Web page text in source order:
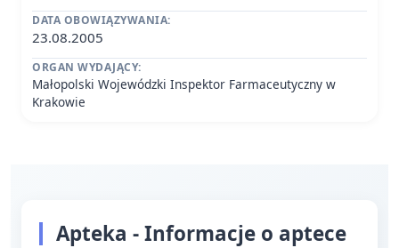
DATA OBOWIĄZYWANIA:
23.08.2005
ORGAN WYDAJĄCY:
Małopolski Wojewódzki Inspektor Farmaceutyczny w
Krakowie
Apteka - Informacje o aptece